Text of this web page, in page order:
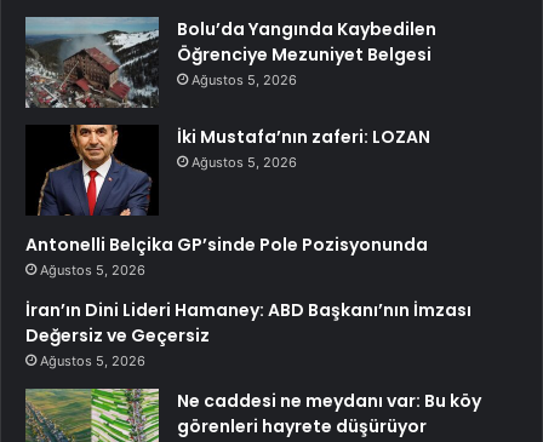
Bolu’da Yangında Kaybedilen
Öğrenciye Mezuniyet Belgesi
Ağustos 5, 2026
İki Mustafa’nın zaferi: LOZAN
Ağustos 5, 2026
Antonelli Belçika GP’sinde Pole Pozisyonunda
Ağustos 5, 2026
İran’ın Dini Lideri Hamaney: ABD Başkanı’nın İmzası
Değersiz ve Geçersiz
Ağustos 5, 2026
Ne caddesi ne meydanı var: Bu köy
görenleri hayrete düşürüyor